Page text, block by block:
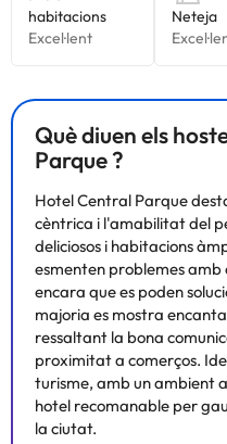
Què diuen els
Parque ?
Hotel Central Parque
cèntrica i l'amabilitat del
deliciosos i habitacions
esmenten problemes amb
encara que es poden
majoria es mostra
ressaltant la bona
proximitat a comerços.
turisme, amb un ambient
hotel recomanable per
la ciutat.